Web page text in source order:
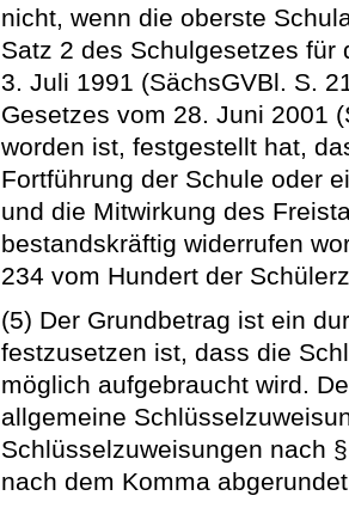
nicht, wenn die oberste
Satz 2 des Schulgesetzes für
3. Juli 1991 (SächsGVBl. S.
Gesetzes vom 28. Juni 2001
worden ist, festgestellt hat,
Fortführung der Schule oder
und die Mitwirkung des
bestandskräftig widerrufen
234 vom Hundert der
(5) Der Grundbetrag ist ein
festzusetzen ist, dass die
möglich aufgebraucht wird.
allgemeine
Schlüsselzuweisungen nach
nach dem Komma